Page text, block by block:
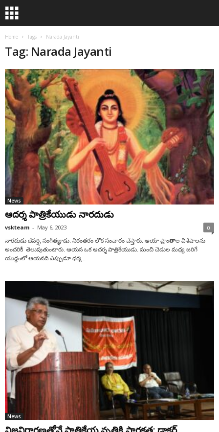
Home Tags Narada Jayanti
Tag: Narada Jayanti
News
ఆదర్శ పాత్రికేయుడు నారదుడు
vskteam - May 6, 2023 0
నారదుడు దేవర్షి, సంగీతజ్ఞుడు. నిరంతరం లోక సంచారం చేస్తారు. ఆయా ప్రాంతాల విశేషాలను
అందరికీ తెలుపుతుంటారు. ఆయన ఒక ఆదర్శ పాత్రికేయుడు. మంచి చెడుల మధ్య జరిగే
యుద్ధంలో ఆయనది ఎప్పుడూ ధర్మ...
News